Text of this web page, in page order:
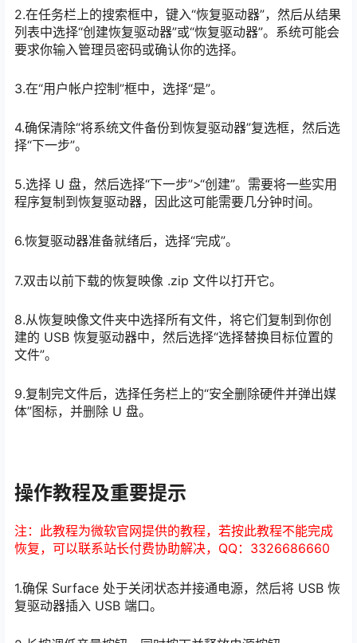
2.在任务栏上的搜索框中，键入“恢复驱动器”，然后从结果
列表中选择“创建恢复驱动器”或“恢复驱动器”。系统可能会
要求你输入管理员密码或确认你的选择。
3.在“用户帐户控制”框中，选择“是”。
4.确保清除“将系统文件备份到恢复驱动器”复选框，然后选
择“下一步”。
5.选择 U 盘，然后选择“下一步”>“创建”。需要将一些实用
程序复制到恢复驱动器，因此这可能需要几分钟时间。
6.恢复驱动器准备就绪后，选择“完成”。
7.双击以前下载的恢复映像 .zip 文件以打开它。
8.从恢复映像文件夹中选择所有文件，将它们复制到你创
建的 USB 恢复驱动器中，然后选择“选择替换目标位置的
文件”。
9.复制完文件后，选择任务栏上的“安全删除硬件并弹出媒
体”图标，并删除 U 盘。
操作教程及重要提示
注：此教程为微软官网提供的教程，若按此教程不能完成
恢复，可以联系站长付费协助解决，QQ：3326686660
1.确保 Surface 处于关闭状态并接通电源，然后将 USB 恢
复驱动器插入 USB 端口。